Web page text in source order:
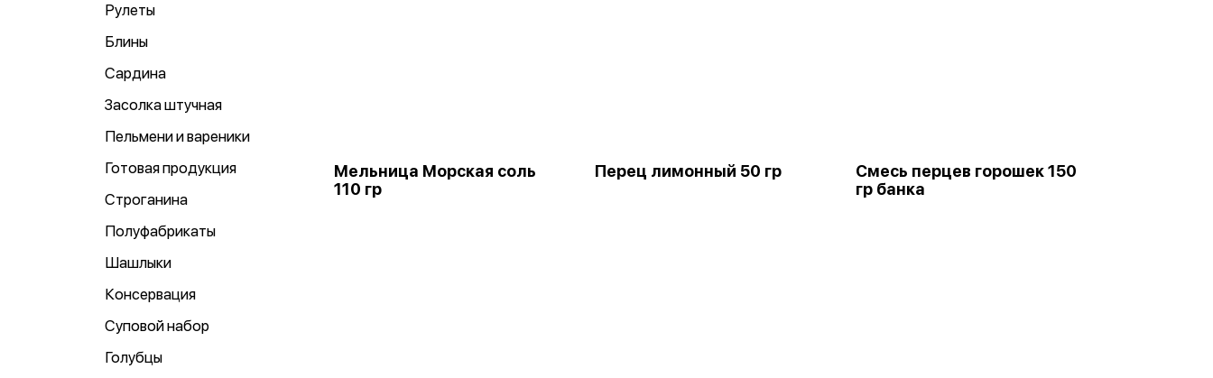
Рулеты
Блины
Сардина
Засолка штучная
Пельмени и вареники
Готовая продукция
Строганина
Полуфабрикаты
Шашлыки
Консервация
Суповой набор
Голубцы
Мельница Морская соль
110 гр
Перец лимонный 50 гр
Смесь перцев горошек 150
гр банка